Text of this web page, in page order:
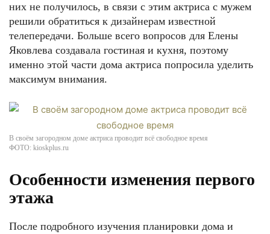
них не получилось, в связи с этим актриса с мужем
решили обратиться к дизайнерам известной
телепередачи. Больше всего вопросов для Елены
Яковлева создавала гостиная и кухня, поэтому
именно этой части дома актриса попросила уделить
максимум внимания.
В своём загородном доме актриса проводит всё свободное время
ФОТО: kioskplus.ru
Особенности изменения первого
этажа
После подробного изучения планировки дома и